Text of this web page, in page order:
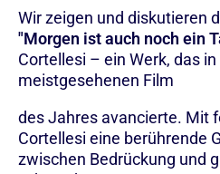
Wir zeigen und diskutieren
"Morgen ist auch noch ein
Cortellesi – ein Werk, das
meistgesehenen Film
des Jahres avancierte. Mit
Cortellesi eine berührende
zwischen Bedrückung und